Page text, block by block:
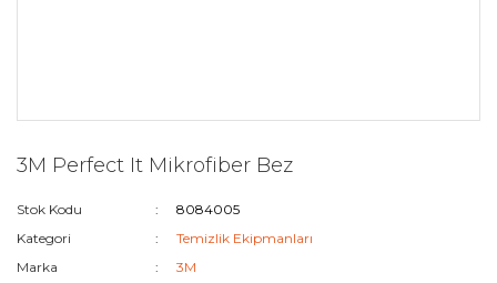
3M Perfect It Mikrofiber Bez
Stok Kodu
8084005
Kategori
Temizlik Ekipmanları
Marka
3M